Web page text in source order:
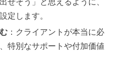
せそう」と思えるように、
定します。
：クライアントが本当に必
特別なサポートや付加価値